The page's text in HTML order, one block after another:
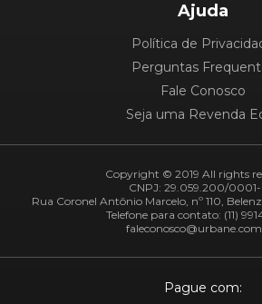
Ajuda
Política de
Perguntas
Fale Conosco
Seja uma Revenda
Copyright © 2019 All rights
CNPJ: 29.059.200/
Rua Coronel Antônio Marcelo, nº 110,
Telefone para contato: (11)
Pague com: